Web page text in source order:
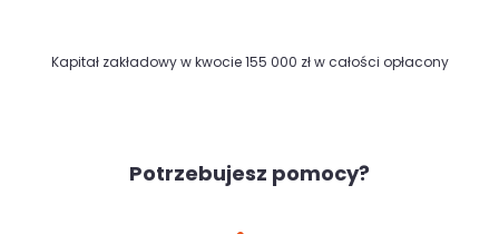
Kapitał zakładowy w kwocie 155 000 zł w całości opłacony
Potrzebujesz pomocy?